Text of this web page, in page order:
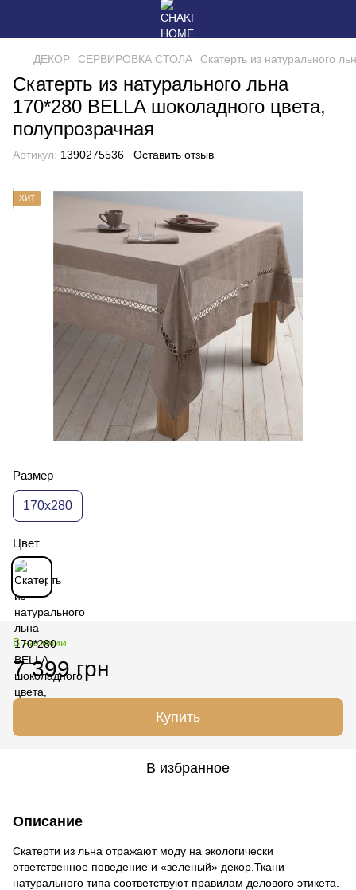
ДЕКОР СЕРВИРОВКА СТОЛА Скатерть из натурального
Скатерть из натурального льна
170*280 BELLA шоколадного цвета,
полупрозрачная
Артикул: 1390275536 Оставить отзыв
ХИТ
Размер
170x280
Цвет
В наличии
7 399 грн
Купить
В избранное
Описание
Скатерти из льна отражают моду на экологически
ответственное поведение и «зеленый» декор.Ткани
натурального типа соответствуют правилам делового этикета.